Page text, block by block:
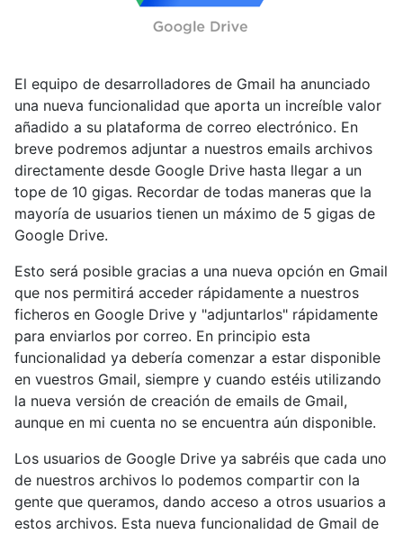
El equipo de desarrolladores de Gmail ha anunciado
una nueva funcionalidad que aporta un increíble valor
añadido a su plataforma de correo electrónico. En
breve podremos adjuntar a nuestros emails archivos
directamente desde Google Drive hasta llegar a un
tope de 10 gigas. Recordar de todas maneras que la
mayoría de usuarios tienen un máximo de 5 gigas de
Google Drive.
Esto será posible gracias a una nueva opción en Gmail
que nos permitirá acceder rápidamente a nuestros
ficheros en Google Drive y "adjuntarlos" rápidamente
para enviarlos por correo. En principio esta
funcionalidad ya debería comenzar a estar disponible
en vuestros Gmail, siempre y cuando estéis utilizando
la nueva versión de creación de emails de Gmail,
aunque en mi cuenta no se encuentra aún disponible.
Los usuarios de Google Drive ya sabréis que cada uno
de nuestros archivos lo podemos compartir con la
gente que queramos, dando acceso a otros usuarios a
estos archivos. Esta nueva funcionalidad de Gmail de